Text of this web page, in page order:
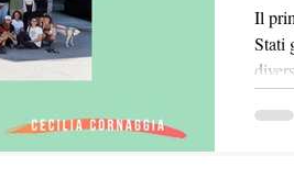
Il
Stati